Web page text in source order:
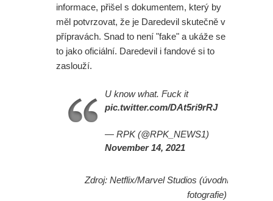
informace, přišel s dokumentem, který by
měl potvrzovat, že je Daredevil skutečně v
přípravách. Snad to není "fake" a ukáže se
to jako oficiální. Daredevil i fandové si to
zaslouží.
U know what. Fuck it
pic.twitter.com/DAt5ri9rRJ
— RPK (@RPK_NEWS1)
November 14, 2021
Zdroj: Netflix/Marvel Studios (úvodní
fotografie)